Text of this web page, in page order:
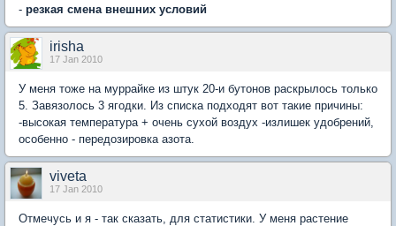
- резкая смена внешних условий
irisha
17 Jan 2010
У меня тоже на муррайке из штук 20-и бутонов раскрылось только
5. Завязолось 3 ягодки. Из списка подходят вот такие причины:
-высокая температура + очень сухой воздух -излишек удобрений,
особенно - передозировка азота.
viveta
17 Jan 2010
Отмечусь и я - так сказать, для статистики. У меня растение